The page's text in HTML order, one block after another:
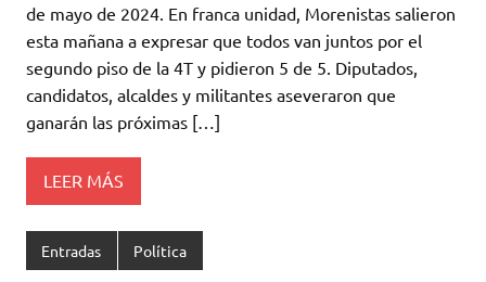
de mayo de 2024. En franca unidad, Morenistas salieron
esta mañana a expresar que todos van juntos por el
segundo piso de la 4T y pidieron 5 de 5. Diputados,
candidatos, alcaldes y militantes aseveraron que
ganarán las próximas […]
LEER MÁS
Entradas Política